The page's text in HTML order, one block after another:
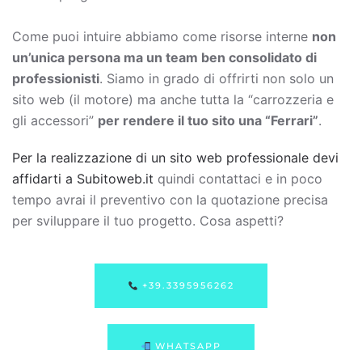
Come puoi intuire abbiamo come risorse interne non
un’unica persona ma un team ben consolidato di
professionisti. Siamo in grado di offrirti non solo un
sito web (il motore) ma anche tutta la “carrozzeria e
gli accessori” per rendere il tuo sito una “Ferrari”.
Per la realizzazione di un sito web professionale devi
affidarti a Subitoweb.it quindi contattaci e in poco
tempo avrai il preventivo con la quotazione precisa
per sviluppare il tuo progetto. Cosa aspetti?
+39.3395956262
WHATSAPP